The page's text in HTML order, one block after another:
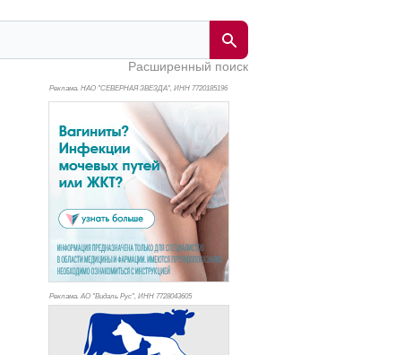
Расширенный поиск
Реклама. НАО "СЕВЕРНАЯ ЗВЕЗДА", ИНН 7720185196
Реклама. АО "Видаль Рус", ИНН 7728043605